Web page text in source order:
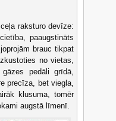
raksturo devīze:
paaugstināts
brauc tikpat
no vietas,
pedāli grīdā,
precīza, bet viegla,
klusuma, tomēr
augstā līmenī.